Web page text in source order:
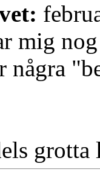
mig
några
grotta